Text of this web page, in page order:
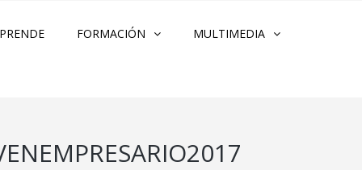
FORMACIÓN MULTIMEDIA